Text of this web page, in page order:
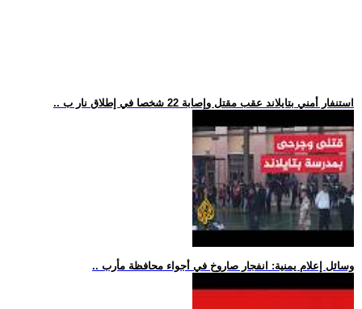
.. استنفار أمني بتايلاند عقب مقتل وإصابة 22 شخصا في إطلاق نار ب
.. وسائل إعلام يمنية: انفجار صاروخ في أجواء محافظة مأرب